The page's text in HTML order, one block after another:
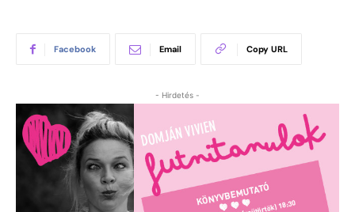
Facebook Email Copy URL
- Hirdetés -